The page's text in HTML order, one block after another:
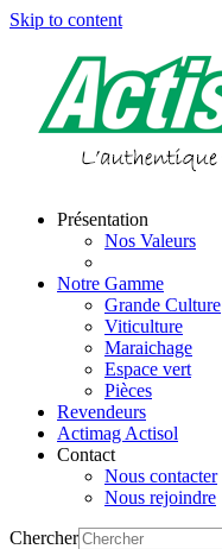
Skip to content
Présentation
Nos Valeurs
Notre Gamme
Grande Culture
Viticulture
Maraichage
Espace vert
Pièces
Revendeurs
Actimag Actisol
Contact
Nous contacter
Nous rejoindre
Chercher